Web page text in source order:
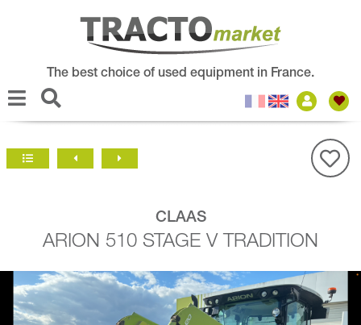
The best choice of used equipment in France.
CLAAS
ARION 510 STAGE V TRADITION